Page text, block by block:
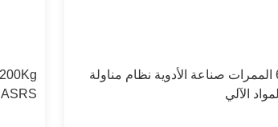
6 الممرات صناعة الأدوية نظام مناولة
المواد الآلي
ASRS حالة إقبال المشروع